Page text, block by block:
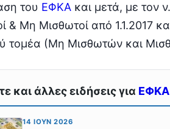
του ΕΦΚΑκαι μετά, με τον
& Μη Μισθωτοί από 1.1.2017
τομέα (Μη Μισθωτών και
και άλλες ειδήσεις για ΕΦΚΑ
14 ΙΟΎΝ 2026